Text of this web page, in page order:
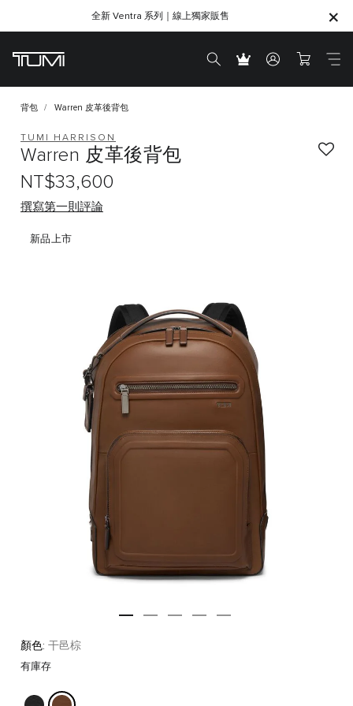
SHOP GIFTS
SHOP GIFTS
全新 Ventra 系列｜線上獨家販售
背包 Warren 皮革後背包
新品上市
TUMI HARRISON
Warren 皮革後背包
NT$33,600
撰寫第一則評論
顏色: 干邑棕
有庫存